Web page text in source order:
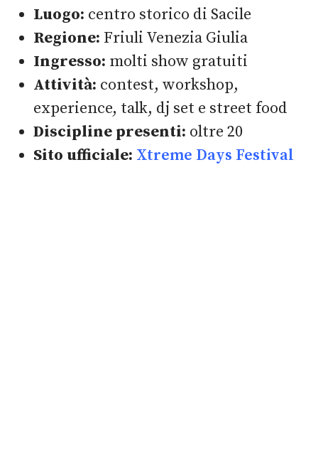
Luogo: centro storico di Sacile
Regione: Friuli Venezia Giulia
Ingresso: molti show gratuiti
Attività: contest, workshop,
experience, talk, dj set e street food
Discipline presenti: oltre 20
Sito ufficiale: Xtreme Days Festival